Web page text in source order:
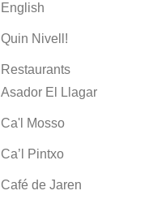
English
Quin Nivell!
Restaurants
Asador El Llagar
Ca'l Mosso
Ca’l Pintxo
Café de Jaren